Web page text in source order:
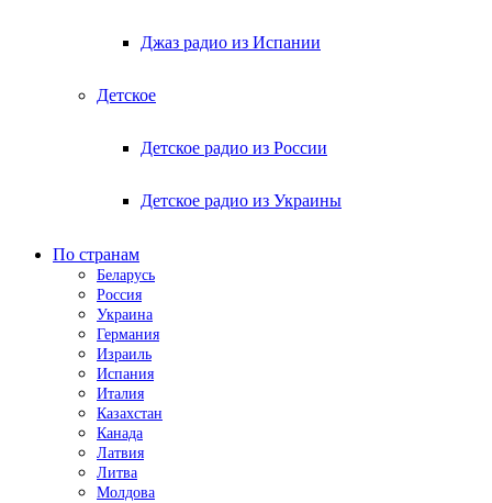
Джаз радио из Испании
Детское
Детское радио из России
Детское радио из Украины
По странам
Беларусь
Россия
Украина
Германия
Израиль
Испания
Италия
Казахстан
Канада
Латвия
Литва
Молдова